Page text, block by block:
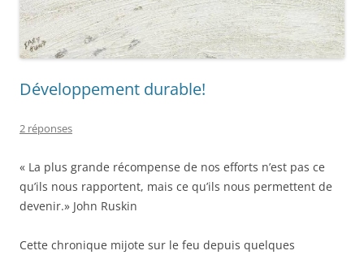
Développement durable!
2 réponses
« La plus grande récompense de nos efforts n’est pas ce
qu’ils nous rapportent, mais ce qu’ils nous permettent de
devenir.» John Ruskin
Cette chronique mijote sur le feu depuis quelques